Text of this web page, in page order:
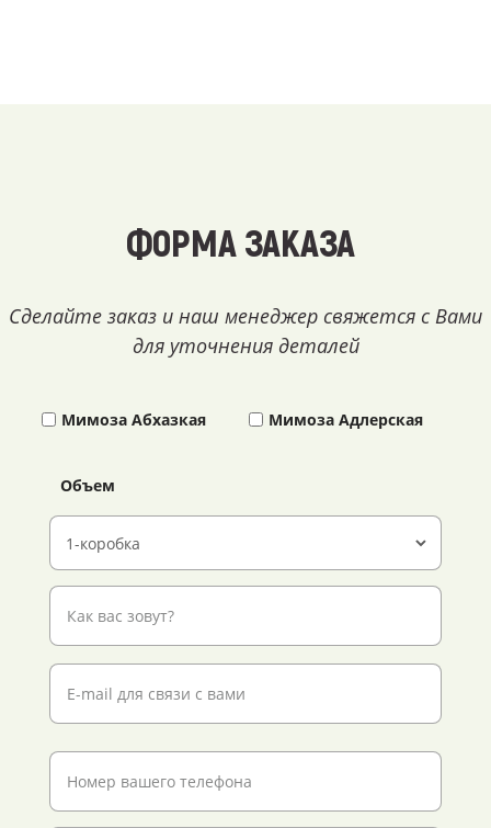
ФОРМА ЗАКАЗА
Сделайте заказ и наш менеджер свяжется с Вами
для уточнения деталей
Мимоза Абхазкая Мимоза Адлерская
Объем